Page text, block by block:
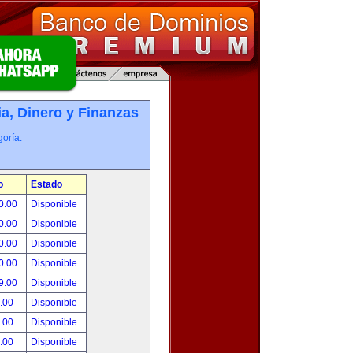
Dinero y Finanzas
Estado
Disponible
Disponible
Disponible
Disponible
Disponible
Disponible
Disponible
Disponible